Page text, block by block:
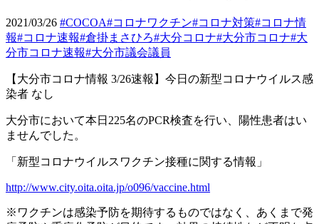
2021/03/26 #COCOA#コロナワクチン#コロナ対策#コロナ情
報#コロナ速報#倉掛まさひろ#大分コロナ#大分市コロナ#大
分市コロナ速報#大分市議会議員
【大分市コロナ情報 3/26速報】今日の新型コロナウイルス感
染者 なし
大分市において本日 225名のPCR検査を行い、陽性患者はい
ませんでした。
「新型コロナウイルスワクチン接種に関する情報」
http://www.city.oita.oita.jp/o096/vaccine.html
※ ワクチンは感染予防を期待するものではなく、あくまで発